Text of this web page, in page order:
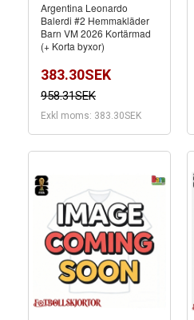
Argentina Leonardo
Balerdi #2 Hemmakläder
Barn VM 2026 Kortärmad
(+ Korta byxor)
383.30SEK
958.31SEK
Exkl moms: 383.30SEK